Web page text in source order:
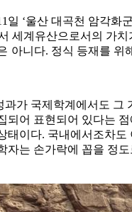
‘울산 대곡천 암각
세계유산으로서의 가
아니다. 정식 등재를
가 국제학계에서도
되어 표현되어 있다는
이다. 국내에서조차
자는 손가락에 꼽을 정